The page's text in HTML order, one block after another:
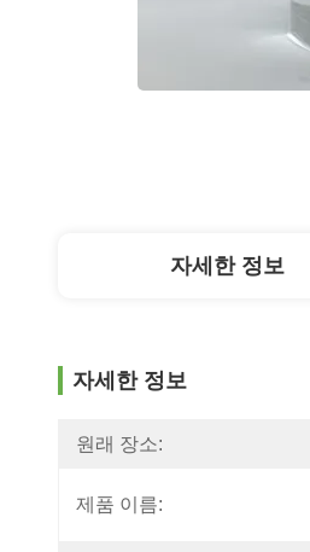
자세한 정보
자세한 정보
원래 장소:
제품 이름: